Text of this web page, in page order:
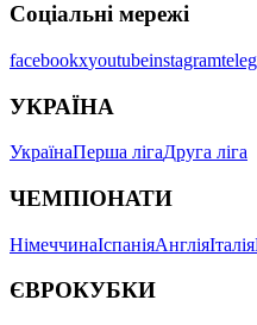
Соціальні мережі
facebookxyoutubeinstagram
УКРАЇНА
УкраїнаПерша лігаДруга ліга
ЧЕМПІОНАТИ
НімеччинаІспаніяАнгліяІталія
ЄВРОКУБКИ